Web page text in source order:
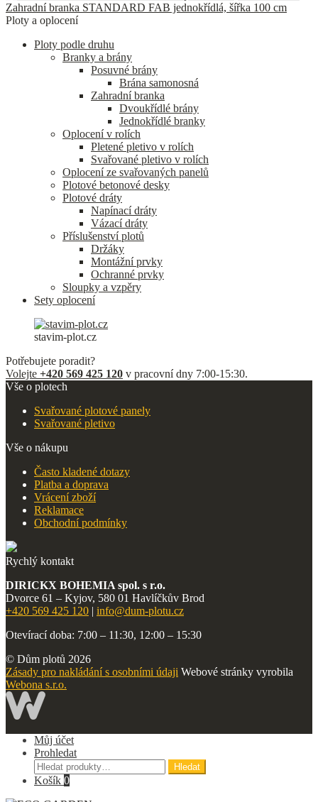
Zahradní branka STANDARD FAB jednokřídlá, šířka 100 cm
Ploty a oplocení
Ploty podle druhu
Branky a brány
Posuvné brány
Brána samonosná
Zahradní branka
Dvoukřídlé brány
Jednokřídlé branky
Oplocení v rolích
Pletené pletivo v rolích
Svařované pletivo v rolích
Oplocení ze svařovaných panelů
Plotové betonové desky
Plotové dráty
Napínací dráty
Vázací dráty
Příslušenství plotů
Držáky
Montážní prvky
Ochranné prvky
Sloupky a vzpěry
Sety oplocení
stavim-plot.cz
Potřebujete poradit?
Volejte +420 569 425 120 v pracovní dny 7:00-15:30.
Vše o plotech
Svařované plotové panely
Svařované pletivo
Vše o nákupu
Často kladené dotazy
Platba a doprava
Vrácení zboží
Reklamace
Obchodní podmínky
Rychlý kontakt
DIRICKX BOHEMIA spol. s r.o.
Dvorce 61 – Kyjov, 580 01 Havlíčkův Brod
+420 569 425 120 | info@dum-plotu.cz
Otevírací doba: 7:00 – 11:30, 12:00 – 15:30
© Dům plotů 2026
Zásady pro nakládání s osobními údaji Webové stránky vyrobila
Webona s.r.o.
Můj účet
Prohledat
Hledat:
Hledat
Košík 0